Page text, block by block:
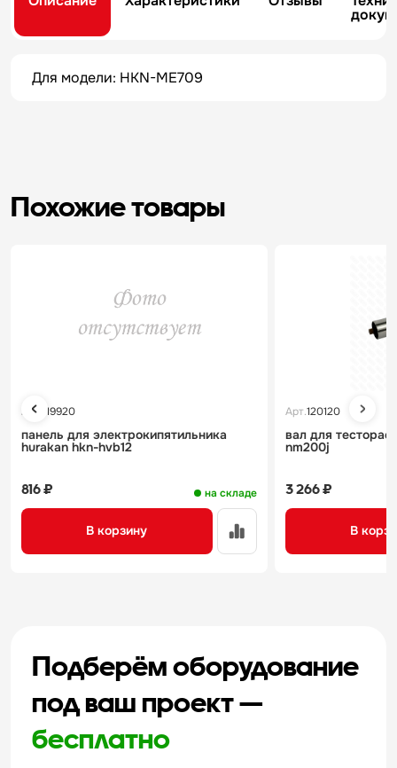
Для модели: HKN-ME709
Похожие товары
Арт. 119920
панель для электрокипятильника
hurakan hkn-hvb12
на складе
816 ₽
В корзину
Арт.120120
вал для
nm200j
3 266 ₽
В
Подберём оборудование
под ваш проект —
бесплатно